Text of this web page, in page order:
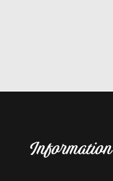
Information